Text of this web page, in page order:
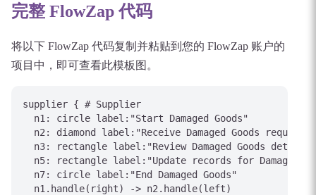
完整 FlowZap 代码
将以下 FlowZap 代码复制并粘贴到您的 FlowZap 账户的
项目中，即可查看此模板图。
supplier { # Supplier
  n1: circle label:"Start Damaged Goods"
  n2: diamond label:"Receive Damaged Goods request"
  n3: rectangle label:"Review Damaged Goods details"
n5: rectangle label:"Update records for Damaged
  n7: circle label:"End Damaged Goods"
  n1.handle(right) -> n2.handle(left)